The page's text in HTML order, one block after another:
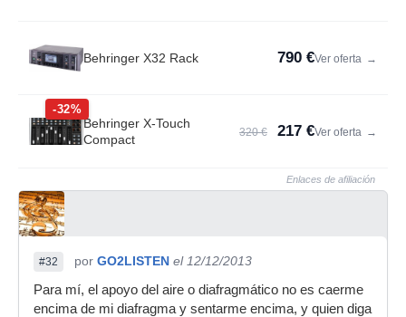
Behringer X32 Rack 790 €Ver oferta →
-32%
Behringer X-Touch
Compact
320 € 217 €Ver oferta →
Enlaces de afiliación
#32 por GO2LISTEN el 12/12/2013
Para mí, el apoyo del aire o diafragmático no es caerme
encima de mi diafragma y sentarme encima, y quien diga